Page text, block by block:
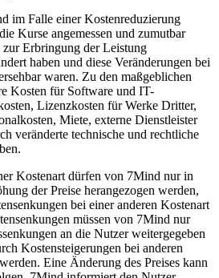
im Falle einer Kostenreduzierung
Kurse angemessen und zumutbar
zur Erbringung der Leistung
haben und diese Veränderungen bei
waren. Zu den maßgeblichen
Kosten für Software und IT-
Lizenzkosten für Werke Dritter,
Miete, externe Dienstleister
veränderte technische und rechtliche
Kostenart dürfen von 7Mind nur in
der Preise herangezogen werden,
bei einer anderen Kostenart
müssen von 7Mind nur
an die Nutzer weitergegeben
Kostensteigerungen bei anderen
Eine Änderung des Preises kann